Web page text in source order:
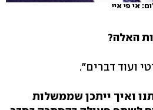
אי פי איי
האלה?
ועוד דברים".
ואיך ייתכן שממשלות